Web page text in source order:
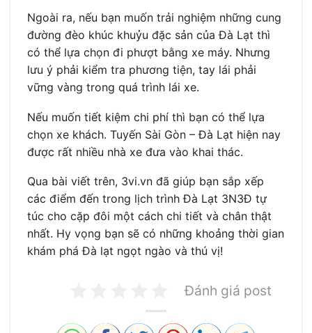
Ngoài ra, nếu bạn muốn trải nghiệm những cung
đường đèo khúc khuỷu đặc sản của Đà Lạt thì
có thể lựa chọn đi phượt bằng xe máy. Nhưng
lưu ý phải kiểm tra phương tiện, tay lái phải
vững vàng trong quá trình lái xe.
Nếu muốn tiết kiệm chi phí thì bạn có thể lựa
chọn xe khách. Tuyến Sài Gòn – Đà Lạt hiện nay
được rất nhiều nhà xe đưa vào khai thác.
Qua bài viết trên, 3vi.vn đã giúp bạn sắp xếp
các điểm đến trong lịch trình Đà Lạt 3N3Đ tự
túc cho cặp đôi một cách chi tiết và chân thật
nhất. Hy vọng bạn sẽ có những khoảng thời gian
khám phá Đà lạt ngọt ngào và thú vị!
Đánh giá post